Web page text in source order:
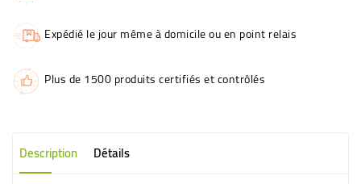
Expédié le jour même à domicile ou en point relais
Plus de 1500 produits certifiés et contrôlés
Description Détails